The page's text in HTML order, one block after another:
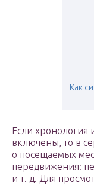
Как
Если хронология
включены, то в
о посещаемых
передвижения:
и т. д. Для